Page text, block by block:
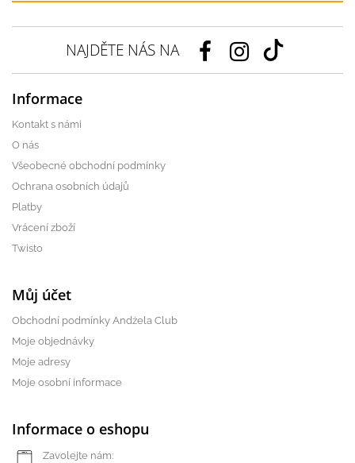
NAJDĚTE NÁS NA
Informace
Kontakt s námi
O nás
Všeobecné obchodní podmínky
Ochrana osobních údajů
Platby
Vrácení zboží
Twisto
Můj účet
Obchodní podmínky Andżela Club
Moje objednávky
Moje adresy
Moje osobní informace
Informace o eshopu
Zavolejte nám: